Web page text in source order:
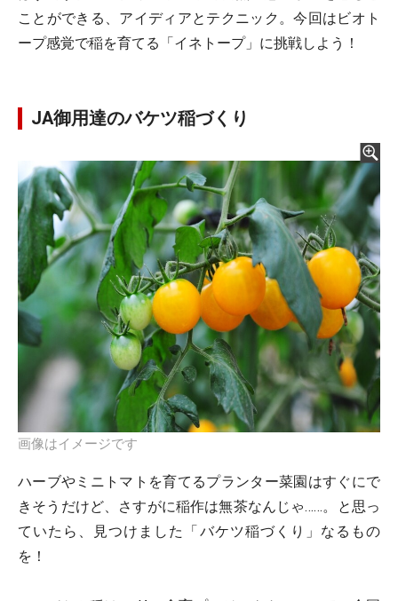
ことができる、アイディアとテクニック。今回はビオト
ープ感覚で稲を育てる「イネトープ」に挑戦しよう！
JA御用達のバケツ稲づくり
画像はイメージです
ハーブやミニトマトを育てるプランター菜園はすぐにで
きそうだけど、さすがに稲作は無茶なんじゃ……。と思っ
ていたら、見つけました「バケツ稲づくり」なるもの
を！